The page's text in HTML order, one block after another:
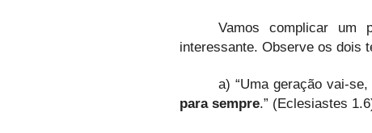
Vamos complicar um
interessante. Observe os dois
a) “Uma geração vai-
para sempre.” (Eclesiastes